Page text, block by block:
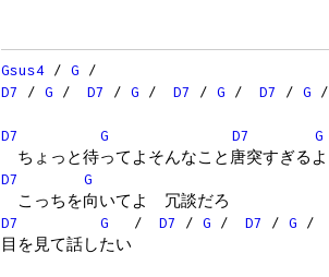
Gsus4 / G /
D7
/ G / D7 / G / D7 / G / D7 / G /
D7 G D7
G
ちょっと待ってよそんなこと唐突すぎるよ
D7
G
こっちを向いてよ 冗談だろ
D7
G / D7 / G / D7 / G /
目を見て話したい